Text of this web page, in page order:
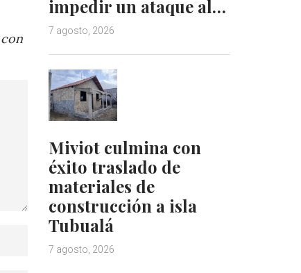
impedir un ataque al…
7 agosto, 2026
Miviot culmina con
éxito traslado de
materiales de
construcción a isla
Tubualá
7 agosto, 2026